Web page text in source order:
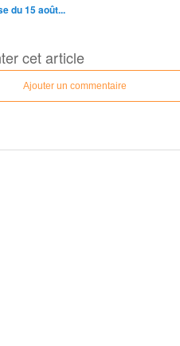
du 15 août...
cet article
Ajouter un commentaire